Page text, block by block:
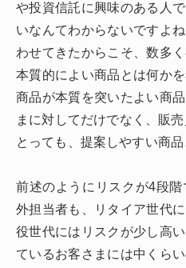
や投資信託に興味のある人
いなんてわからないですよ
わせてきたからこそ、数多
本質的によい商品とは何か
商品が本質を突いたよい商
まに対してだけでなく、販
とっても、提案しやすい商
前述のようにリスクが4段
外担当者も、リタイア世代
役世代にはリスクが少し高
ているお客さまには中くら